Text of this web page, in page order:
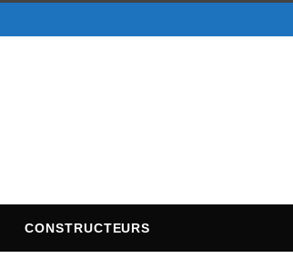
CONSTRUCTEURS